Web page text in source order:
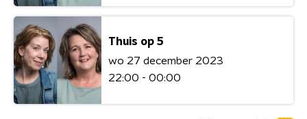
Thuis op 5
wo 27 december 2023
22:00 - 00:00